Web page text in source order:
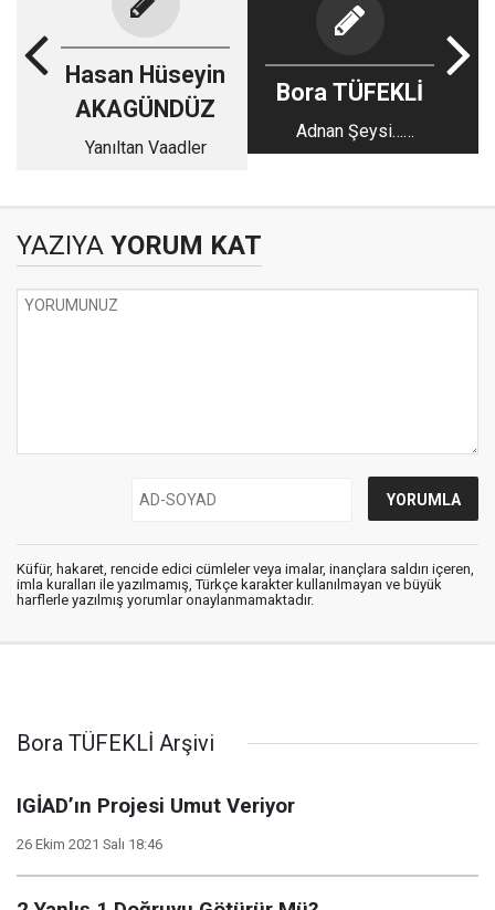
Hasan Hüseyin
AKAGÜNDÜZ
Yanıltan Vaadler
Bora TÜFEKLİ
Adnan Şeysi…
Kedicikler… İsrail… AK
YAZIYA YORUM KAT
Küfür, hakaret, rencide edici cümleler veya imalar, inançlara saldırı içeren,
imla kuralları ile yazılmamış, Türkçe karakter kullanılmayan ve büyük
harflerle yazılmış yorumlar onaylanmamaktadır.
Bora TÜFEKLİ Arşivi
IGİAD’ın Projesi Umut Veriyor
26 Ekim 2021 Salı 18:46